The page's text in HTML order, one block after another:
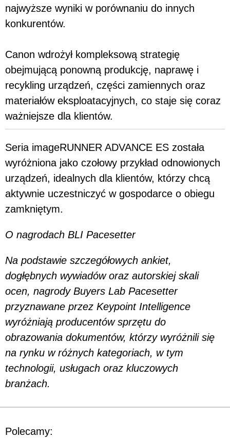
najwyższe wyniki w porównaniu do innych
konkurentów.
Canon wdrożył kompleksową strategię
obejmującą ponowną produkcję, naprawę i
recykling urządzeń, części zamiennych oraz
materiałów eksploatacyjnych, co staje się coraz
ważniejsze dla klientów.
Seria imageRUNNER ADVANCE ES została
wyróżniona jako czołowy przykład odnowionych
urządzeń, idealnych dla klientów, którzy chcą
aktywnie uczestniczyć w gospodarce o obiegu
zamkniętym.
O nagrodach BLI Pacesetter
Na podstawie szczegółowych ankiet,
dogłębnych wywiadów oraz autorskiej skali
ocen, nagrody Buyers Lab Pacesetter
przyznawane przez Keypoint Intelligence
wyróżniają producentów sprzętu do
obrazowania dokumentów, którzy wyróżnili się
na rynku w różnych kategoriach, w tym
technologii, usługach oraz kluczowych
branżach.
Polecamy: